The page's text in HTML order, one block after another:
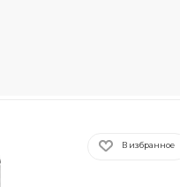
В избранное